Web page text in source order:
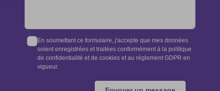
En soumettant ce formulaire, j'accepte que mes données
soient enregistrées et traitées conformément à la politique
de confidentialité et de cookies et au règlement GDPR en
vigueur.